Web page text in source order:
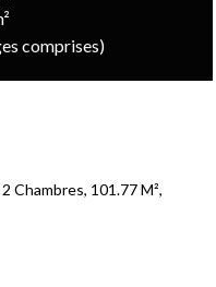
comprises)
Chambres, 101.77 M²,